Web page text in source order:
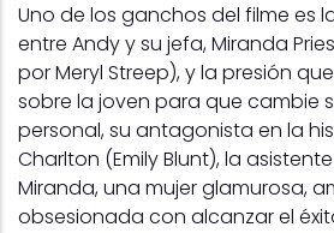
Uno de los ganchos del filme es
entre Andy y su jefa, Miranda
por Meryl Streep), y la presión
sobre la joven para que cambie
personal, su antagonista en la
Charlton (Emily Blunt), la
Miranda, una mujer glamurosa,
obsesionada con alcanzar el